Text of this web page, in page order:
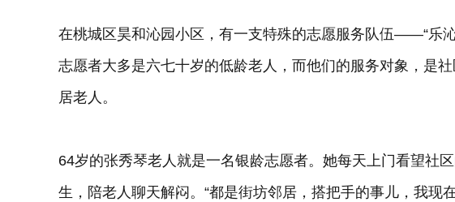
在桃城区昊和沁园小区，有一支特殊的志愿服务队伍——“乐
志愿者大多是六七十岁的低龄老人，而他们的服务对象，是
居老人。
64岁的张秀琴老人就是一名银龄志愿者。她每天上门看望社
生，陪老人聊天解闷。“都是街坊邻居，搭把手的事儿，我现